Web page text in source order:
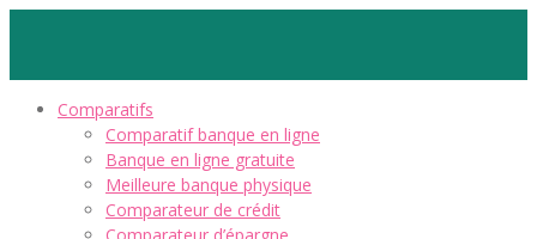
Comparatifs
Comparatif banque en ligne
Banque en ligne gratuite
Meilleure banque physique
Comparateur de crédit